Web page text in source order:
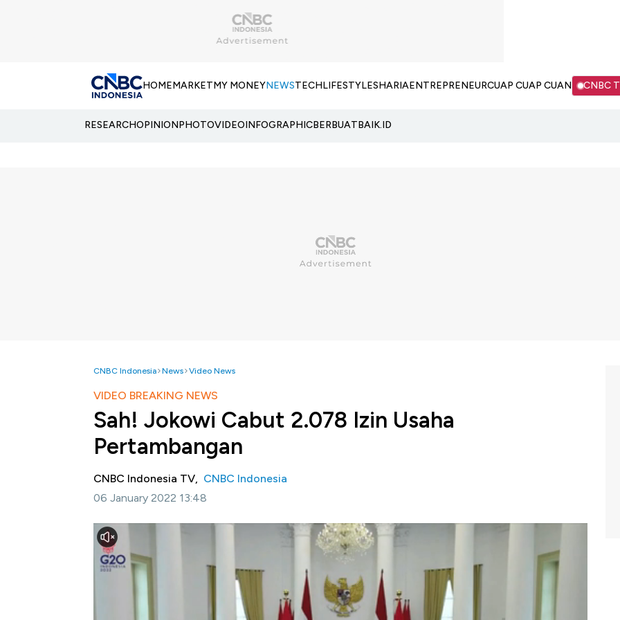
HOMEMARKETMY MONEYNEWSTECHLIFESTYLESHARIAENTREPRENEURCUAP CUAP CUAN CNBC
RESEARCHOPINIONPHOTOVIDEOINFOGRAPHICBERBUATBAIK.ID
CNBC Indonesia News Video News
VIDEO BREAKING NEWS
Sah! Jokowi Cabut 2.078 Izin Usaha
Pertambangan
CNBC Indonesia TV, CNBC Indonesia
06 January 2022 13:48
Jakarta, CNBC Indonesia-
Presiden Joko Widodo mencabut 2.078 Izin Usaha Pertambangan (IUP)
mineral dan batu bara Usaha Pertambangan (IUP) karena tidak pernah menyampaikan rencana kerja.
Selain itu juga dicabut 192 ijin sektor kehutanan seluas 3,2 Juta hektar serta pencabutan izin Hak
Guna Usaha Perkebunan terlantar selaus 38 ribu hektar.
Seperti apa Selengkapnya saksikan Breaking News,CNBC Indonesia (Kamis, 06/01/2022)